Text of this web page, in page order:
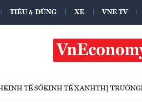
TIÊU & DÙNG XE VNE TV
KINH TẾ SỐKINH TẾ XANHTHỊ TRƯỜNG